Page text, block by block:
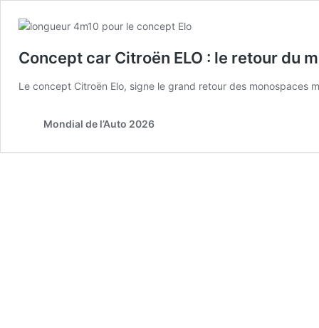
Concept car Citroën ELO : le retour du
Le concept Citroën Elo, signe le grand retour des monospaces
Mondial de l’Auto 2026